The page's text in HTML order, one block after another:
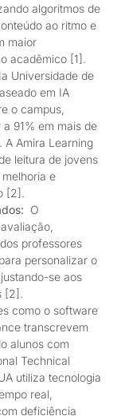
algoritmos de
ao ritmo e
maior
acadêmico [1].
Universidade de
em IA
o campus,
91% em mais de
Amira Learning
leitura de jovens
e
[2].
O
professores
personalizar o
se aos
[2].
como o software
transcrevem
alunos com
Technical
utiliza tecnologia
real,
deficiência